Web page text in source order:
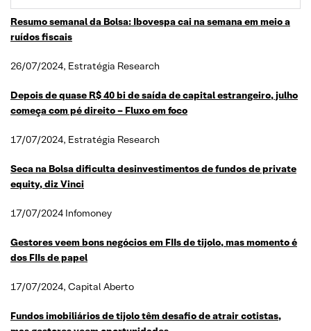
Resumo semanal da Bolsa: Ibovespa cai na semana em meio a
ruídos fiscais
26/07/2024, Estratégia Research
Depois de quase R$ 40 bi de saída de capital estrangeiro, julho
começa com pé direito – Fluxo em foco
17/07/2024, Estratégia Research
Seca na Bolsa dificulta desinvestimentos de fundos de private
equity, diz Vinci
17/07/2024 Infomoney
Gestores veem bons negócios em FIIs de tijolo, mas momento é
dos FIIs de papel
17/07/2024, Capital Aberto
Fundos imobiliários de tijolo têm desafio de atrair cotistas,